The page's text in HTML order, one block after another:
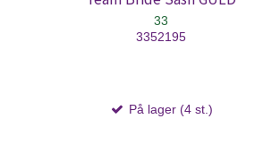
33
3352195
På lager (4 st.)